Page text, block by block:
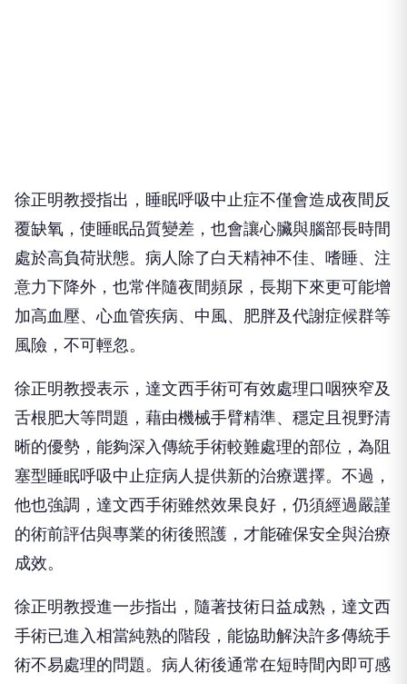
徐正明教授指出，睡眠呼吸中止症不僅會造成夜間反
覆缺氧，使睡眠品質變差，也會讓心臟與腦部長時間
處於高負荷狀態。病人除了白天精神不佳、嗜睡、注
意力下降外，也常伴隨夜間頻尿，長期下來更可能增
加高血壓、心血管疾病、中風、肥胖及代謝症候群等
風險，不可輕忽。
徐正明教授表示，達文西手術可有效處理口咽狹窄及
舌根肥大等問題，藉由機械手臂精準、穩定且視野清
晰的優勢，能夠深入傳統手術較難處理的部位，為阻
塞型睡眠呼吸中止症病人提供新的治療選擇。不過，
他也強調，達文西手術雖然效果良好，仍須經過嚴謹
的術前評估與專業的術後照護，才能確保安全與治療
成效。
徐正明教授進一步指出，隨著技術日益成熟，達文西
手術已進入相當純熟的階段，能協助解決許多傳統手
術不易處理的問題。病人術後通常在短時間內即可感